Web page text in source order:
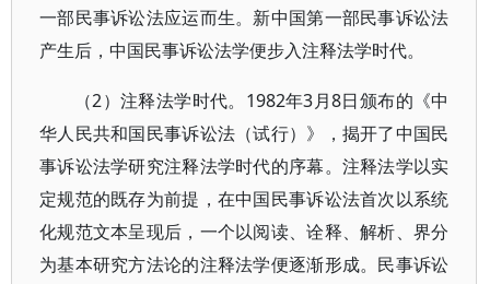
一部民事诉讼法应运而生。新中国第一部民事诉讼法
产生后，中国民事诉讼法学便步入注释法学时代。
（2）注释法学时代。1982年3月8日颁布的《中
华人民共和国民事诉讼法（试行）》，揭开了中国民
事诉讼法学研究注释法学时代的序幕。注释法学以实
定规范的既存为前提，在中国民事诉讼法首次以系统
化规范文本呈现后，一个以阅读、诠释、解析、界分
为基本研究方法论的注释法学便逐渐形成。民事诉讼